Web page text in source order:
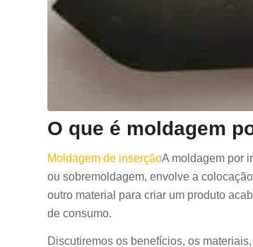
O que é moldagem
Moldagem de inserçãoA moldagem por
ou sobremoldagem, envolve a
outro material para criar um produto
de consumo.
Discutiremos os benefícios, os